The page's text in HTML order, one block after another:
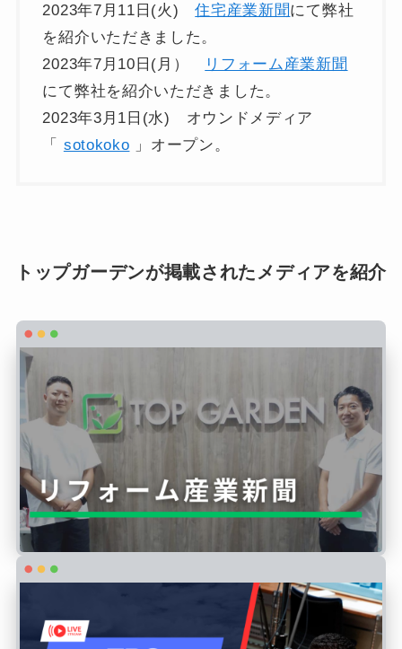
2023年7月11日(火)住宅産業新聞にて弊社
を紹介いただきました。
2023年7月10日(月）
リフォーム産業新聞
にて弊社を紹介いただきました。
2023年3月1日(水) オウンドメディア
「 sotokoko 」オープン。
トップガーデンが掲載されたメディアを紹介